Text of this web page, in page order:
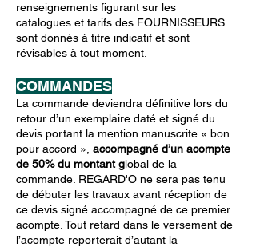
renseignements ﬁgurant sur les
catalogues et tarifs des FOURNISSEURS
sont donnés à titre indicatif et sont
révisables à tout moment.
COMMANDES
La commande deviendra définitive lors du
retour d’un exemplaire daté et signé du
devis portant la mention manuscrite « bon
pour accord », accompagné d’un acompte
de 50% du montant global de la
commande. REGARD'O ne sera pas tenu
de débuter les travaux avant réception de
ce devis signé accompagné de ce premier
acompte. Tout retard dans le versement de
l’acompte reporterait d’autant la